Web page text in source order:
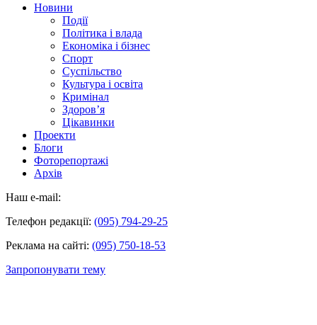
Новини
Події
Політика і влада
Економіка і бізнес
Спорт
Суспільство
Культура і освіта
Кримінал
Здоров’я
Цікавинки
Проекти
Блоги
Фоторепортажі
Архів
Наш e-mail:
Телефон редакції: (095) 794-29-25
Реклама на сайті: (095) 750-18-53
Запропонувати тему